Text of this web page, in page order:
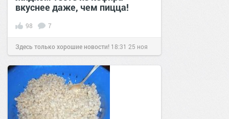
вкуснее даже, чем пицца!
98 7
Здесь только хорошие новости! 18:31 25 ноя
2021